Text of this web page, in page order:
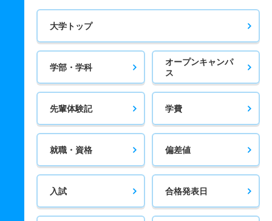
大学トップ
学部・学科
オープンキャンパ
ス
先輩体験記 学費
就職・資格 偏差値
入試 合格発表日